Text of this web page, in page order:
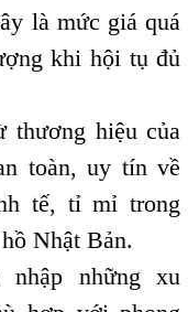
là mức giá quá
khi hội tụ đủ
thương hiệu của
toàn, uy tín về
tế, tỉ mỉ trong
Nhật Bản.
những xu